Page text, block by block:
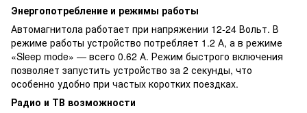
Энергопотребление и режимы работы
Автомагнитола работает при напряжении 12-24 Вольт. В
режиме работы устройство потребляет 1.2 А, а в режиме
«Sleep mode» — всего 0.62 А. Режим быстрого включения
позволяет запустить устройство за 2 секунды, что
особенно удобно при частых коротких поездках.
Радио и ТВ возможности